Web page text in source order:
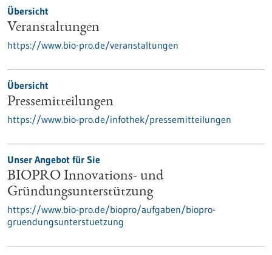
Übersicht
Veranstaltungen
https://www.bio-pro.de/veranstaltungen
Übersicht
Pressemitteilungen
https://www.bio-pro.de/infothek/pressemitteilungen
Unser Angebot für Sie
BIOPRO Innovations- und
Gründungsunterstützung
https://www.bio-pro.de/biopro/aufgaben/biopro-
gruendungsunterstuetzung